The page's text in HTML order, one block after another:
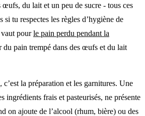
du lait et un peu de sucre - tous ces
si tu respectes les règles d’hygiène de
pourle pain perdu pendant la
du pain trempé dans des œufs et du lait
la préparation et les garnitures. Une
ingrédients frais et pasteurisés, ne présente
on ajoute de l’alcool (rhum, bière) ou des